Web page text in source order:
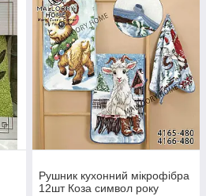
Рушник кухонний мікрофібра
12шт Коза символ року